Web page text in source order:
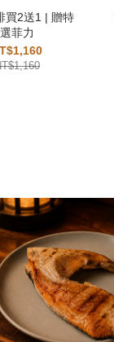
買2送1 | 贈特
選菲力